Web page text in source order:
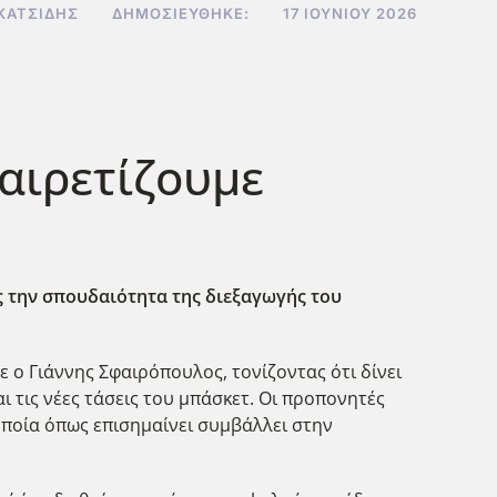
ΔΗΜΟΣΙΕΎΘΗΚΕ: 17 ΙΟΥΝΊΟΥ 2026
σπουδαιότητα της διεξαγωγής του
Σφαιρόπουλος, τονίζοντας ότι δίνει
νέες τάσεις του μπάσκετ. Οι προπονητές
όπως επισημαίνει συμβάλλει στην